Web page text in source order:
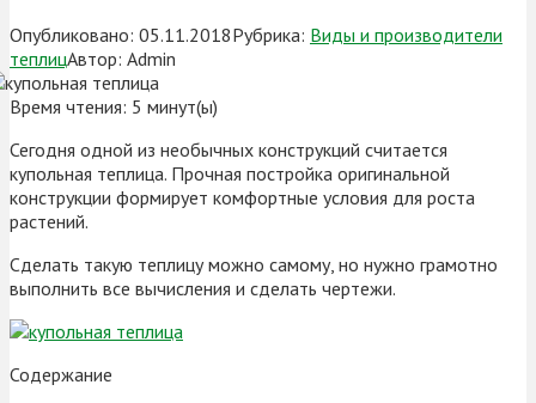
Опубликовано: 05.11.2018Рубрика: Виды и производители
теплицАвтор: Admin
Время чтения: 5 минут(ы)
Сегодня одной из необычных конструкций считается
купольная теплица. Прочная постройка оригинальной
конструкции формирует комфортные условия для роста
растений.
Сделать такую теплицу можно самому, но нужно грамотно
выполнить все вычисления и сделать чертежи.
Содержание